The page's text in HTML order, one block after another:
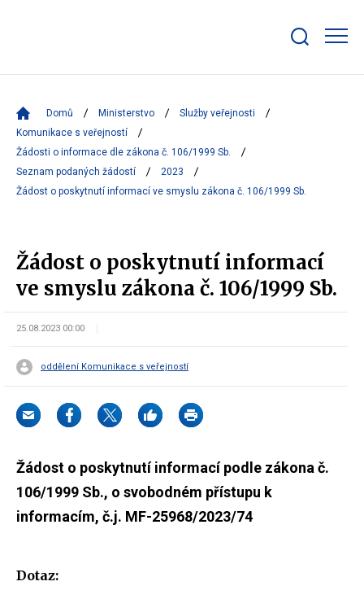
bar
Domů Ministerstvo
Služby veřejnosti
Komunikace s veřejností
Žádosti o informace dle zákona č. 106/1999 Sb.
Seznam podaných žádostí
2023
Žádost o poskytnutí informací ve smyslu zákona č. 106/1999 Sb.
Žádost o poskytnutí informací
ve smyslu zákona č. 106/1999 Sb.
25.08.2023 00:00
oddělení Komunikace s veřejností
Žádost o poskytnutí informací podle zákona č.
106/1999 Sb., o svobodném přístupu k
informacím, č.j. MF-25968/2023/74
Dotaz: